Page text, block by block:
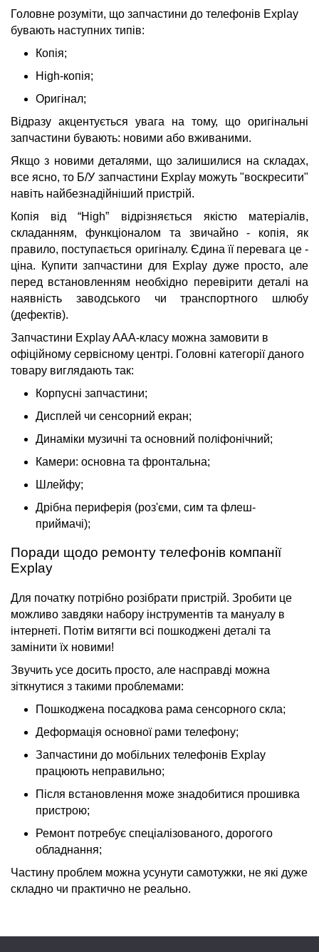
Головне розуміти, що запчастини до телефонів Explay
бувають наступних типів:
Копія;
High-копія;
Оригінал;
Відразу акцентується увага на тому, що оригінальні
запчастини бувають: новими або вживаними.
Якщо з новими деталями, що залишилися на складах,
все ясно, то Б/У запчастини Explay можуть "воскресити"
навіть найбезнадійніший пристрій.
Копія від “High” відрізняється якістю матеріалів,
складанням, функціоналом та звичайно - копія, як
правило, поступається оригіналу. Єдина її перевага це -
ціна. Купити запчастини для Explay дуже просто, але
перед встановленням необхідно перевірити деталі на
наявність заводського чи транспортного шлюбу
(дефектів).
Запчастини Explay AAA-класу можна замовити в
офіційному сервісному центрі. Головні категорії даного
товару виглядають так:
Корпусні запчастини;
Дисплей чи сенсорний екран;
Динаміки музичні та основний поліфонічний;
Камери: основна та фронтальна;
Шлейфу;
Дрібна периферія (роз'єми, сим та флеш-
приймачі);
Поради щодо ремонту телефонів компанії
Explay
Для початку потрібно розібрати пристрій. Зробити це
можливо завдяки набору інструментів та мануалу в
інтернеті. Потім витягти всі пошкоджені деталі та
замінити їх новими!
Звучить усе досить просто, але насправді можна
зіткнутися з такими проблемами:
Пошкоджена посадкова рама сенсорного скла;
Деформація основної рами телефону;
Запчастини до мобільних телефонів Explay
працюють неправильно;
Після встановлення може знадобитися прошивка
пристрою;
Ремонт потребує спеціалізованого, дорогого
обладнання;
Частину проблем можна усунути самотужки, не які дуже
складно чи практично не реально.